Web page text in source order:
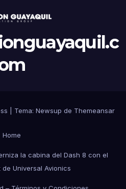
Tema: Newsup de Themeansar
Home
la cabina del Dash 8 con el
de Universal Avionics